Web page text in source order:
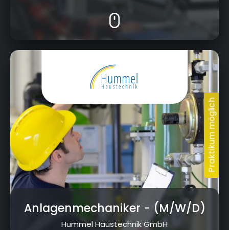
Gustav-Heinemann-Straße 29, 96215
Lichtenfels
Anlagenmechaniker - (M/W/D)
Hummel Haustechnik GmbH